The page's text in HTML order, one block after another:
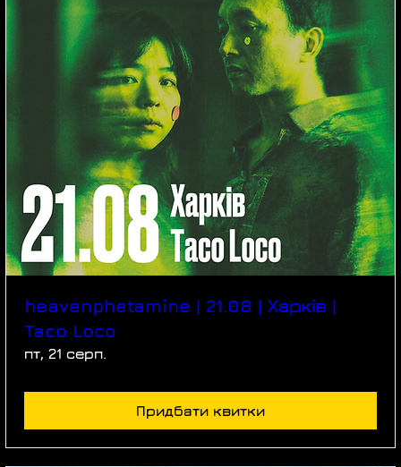
heavenphetamine | 21.08 | Харків |
Taco Loco
пт, 21 серп.
Придбати квитки